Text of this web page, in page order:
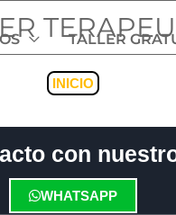
TALLER
INICIO
con
WHATSAPP